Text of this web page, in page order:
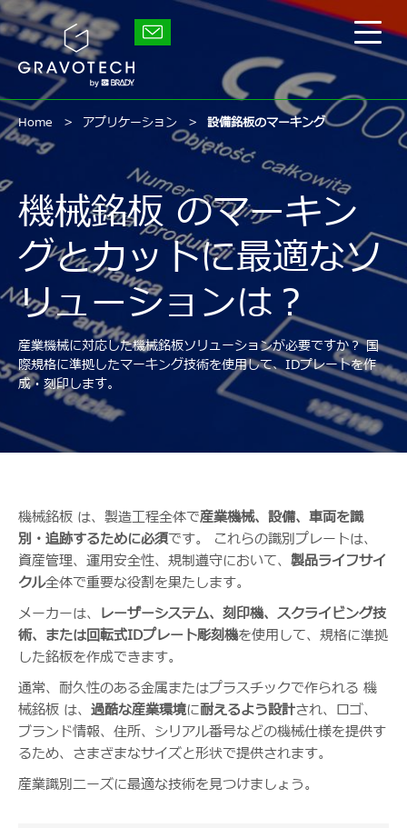
Skip
to
main
content
グ
ラ
ボ
テ
ッ
ク
メ
イ
メ
ニ
ュ
非
表
示
Home アプリケーション 設備銘板のマーキング
機械銘板 のマーキン
グとカットに最適なソ
リューションは？
産業機械に対応した機械銘板ソリューションが必要ですか？ 国
際規格に準拠したマーキング技術を使用して、IDプレートを作
成・刻印します。
機械銘板 は、製造工程全体で産業機械、設備、車両を識
別・追跡するために必須です。 これらの識別プレートは、
資産管理、運用安全性、規制遵守において、 製品ライフサイ
クル全体で重要な役割を果たします。
メーカーは、 レーザーシステム、刻印機、スクライビング技
術、または回転式IDプレート彫刻機を使用して、規格に準拠
した銘板を作成できます。
通常、耐久性のある金属またはプラスチックで作られる 機
械銘板 は、 過酷な産業環境に耐えるよう設計され、ロゴ、
ブランド情報、住所、シリアル番号などの機械仕様を提供す
るため、さまざまなサイズと形状で提供されます。
産業識別ニーズに最適な技術を見つけましょう。